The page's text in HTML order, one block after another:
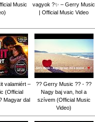
Music
vagyok ?✨ – Gerry Music
| Official Music Video
valamiért –
(Official
Magyar dal
?? Gerry Music ?? - ??
Nagy baj van, hol a
szívem (Official Music
Video)